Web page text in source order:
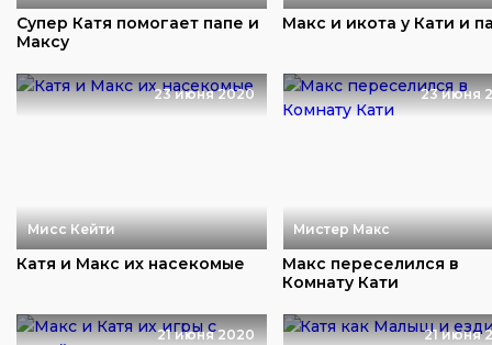
Супер Катя помогает папе и
Максу
Макс и икота у Кати и
23 июня 2020
Мисс Кейти
Катя и Макс их насекомые
23 июня
Мистер Макс
Макс переселился в
Комнату Кати
21 июня 2020 21 июня